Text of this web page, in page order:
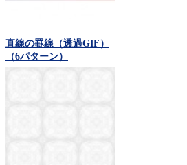
直線の罫線（透過GIF）
（6パターン）